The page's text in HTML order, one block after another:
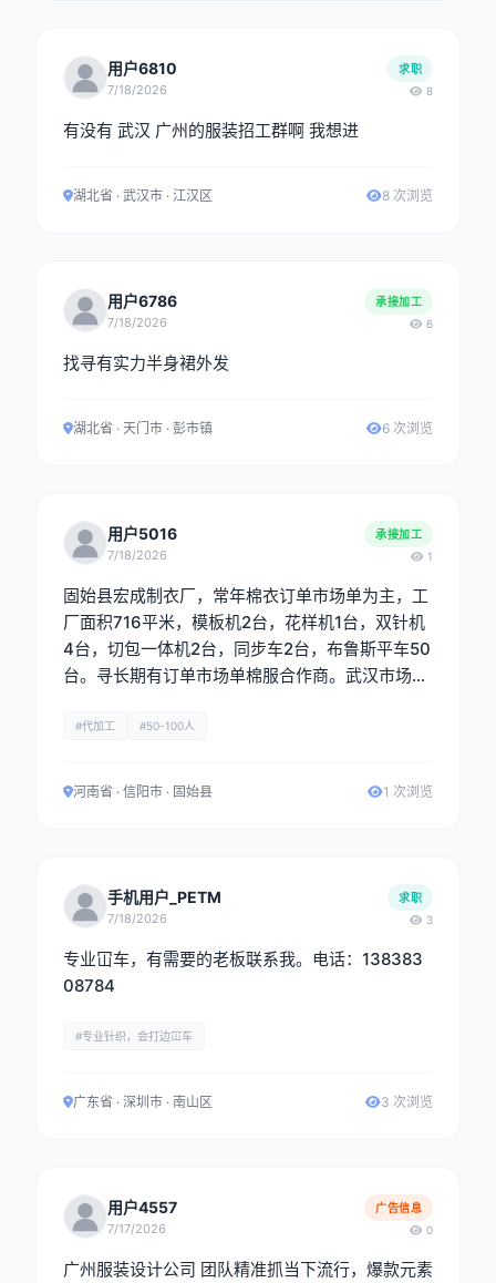
用户6810
7/18/2026
求职
8
有没有 武汉 广州的服装招工群啊 我想进
湖北省 · 武汉市 · 江汉区 8 次浏览
用户6786
7/18/2026
承接加工
6
找寻有实力半身裙外发
湖北省 · 天门市 · 彭市镇 6 次浏览
用户5016
7/18/2026
承接加工
1
固始县宏成制衣厂，常年棉衣订单市场单为主，工
厂面积716平米，模板机2台，花样机1台，双针机
4台，切包一体机2台，同步车2台，布鲁斯平车50
台。寻长期有订单市场单棉服合作商。武汉市场最
#代加工 #50-100人
河南省 · 信阳市 · 固始县 1 次浏览
手机用户_PETM
7/18/2026
求职
3
专业冚车，有需要的老板联系我。电话：138383
08784
#专业针织，会打边冚车
广东省 · 深圳市 · 南山区 3 次浏览
用户4557
7/17/2026
广告信息
0
广州服装设计公司 团队精准抓当下流行，爆款元素